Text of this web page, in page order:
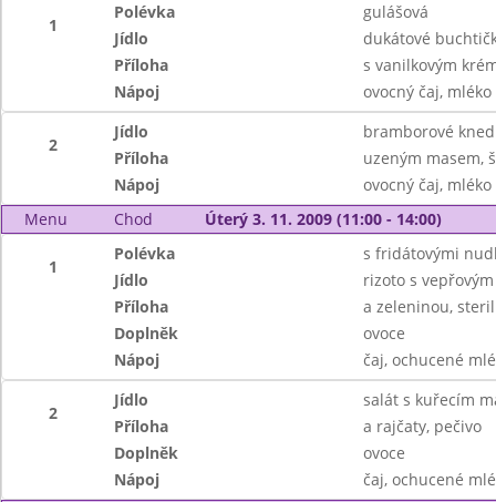
1
Polévka
gulášová
Jídlo
dukátové
Příloha
s vanilkovým
Nápoj
ovocný čaj, mléko
2
Jídlo
bramborové
Příloha
uzeným masem,
Nápoj
ovocný čaj, mléko
Menu
Chod Úterý 3. 11. 2009 (11:00 - 14:00)
1
Polévka
s fridátovými
Jídlo
rizoto s
Příloha
a zeleninou,
Doplněk
ovoce
Nápoj
čaj, ochucené
2
Jídlo
salát s kuřecím
Příloha
a rajčaty, pečivo
Doplněk
ovoce
Nápoj
čaj, ochucené